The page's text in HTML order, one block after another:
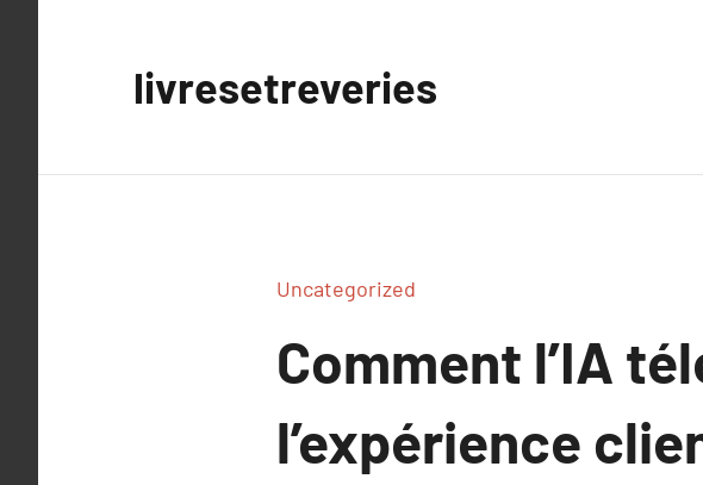
livresetreveries
Uncategorized
Comment l’IA
l’expérience